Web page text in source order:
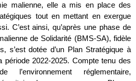
malienne, elle a mis en place des
tout en mettant en exergue
C’est ainsi, qu’après une phase de
de Solidarité (BMS-SA), fidèle
s’est dotée d’un Plan Stratégique à
période 2022-2025. Compte tenu des
l’environnement réglementaire,